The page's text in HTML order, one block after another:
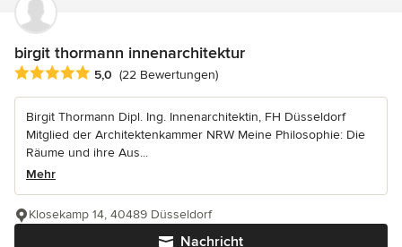
birgit thormann innenarchitektur
Durchschnittliche Bewertung: 5 von 5 Sternen
5,0 (22 Bewertungen)
Birgit Thormann Dipl. Ing. Innenarchitektin, FH Düsseldorf
Mitglied der Architektenkammer NRW Meine Philosophie: Die
Räume und ihre Aus...
Mehr
Nachricht
Klosekamp 14, 40489 Düsseldorf